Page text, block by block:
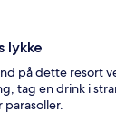
lykke
på dette resort
tag en drink i